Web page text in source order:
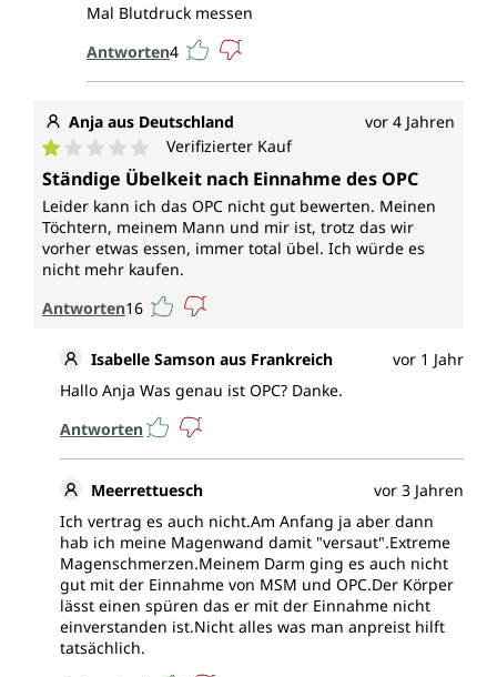
Mal Blutdruck messen
Antworten4
Anja aus Deutschland vor 4 Jahren
Durchschnittliche Bewertung von 1 von 5 Sternen
Verifizierter Kauf
Ständige Übelkeit nach Einnahme des OPC
Leider kann ich das OPC nicht gut bewerten. Meinen
Töchtern, meinem Mann und mir ist, trotz das wir
vorher etwas essen, immer total übel. Ich würde es
nicht mehr kaufen.
Antworten16
Isabelle Samson aus Frankreich
vor 1 Jahr
Hallo Anja Was genau ist OPC? Danke.
Antworten
Meerrettuesch
vor 3 Jahren
Ich vertrag es auch nicht.Am Anfang ja aber dann
hab ich meine Magenwand damit "versaut".Extreme
Magenschmerzen.Meinem Darm ging es auch nicht
gut mit der Einnahme von MSM und OPC.Der Körper
lässt einen spüren das er mit der Einnahme nicht
einverstanden ist.Nicht alles was man anpreist hilft
tatsächlich.